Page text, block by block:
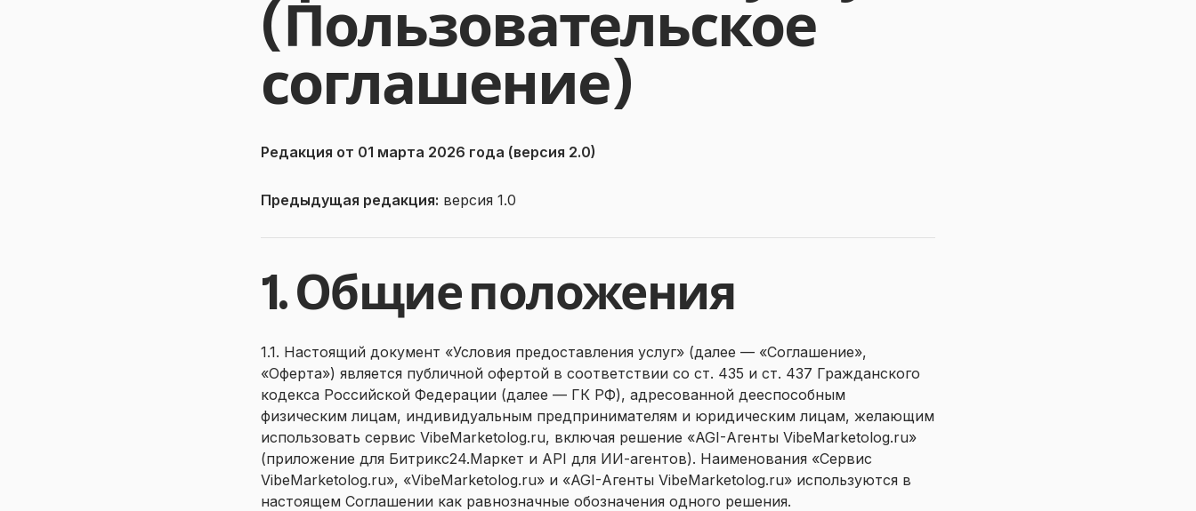
(Пользовательское
соглашение)
Редакция от 01 марта 2026 года (версия 2.0)
Предыдущая редакция: версия 1.0
1. Общие положения
1.1. Настоящий документ «Условия предоставления услуг» (далее — «Соглашение»,
«Оферта») является публичной офертой в соответствии со ст. 435 и ст. 437 Гражданского
кодекса Российской Федерации (далее — ГК РФ), адресованной дееспособным
физическим лицам, индивидуальным предпринимателям и юридическим лицам, желающим
использовать сервис VibeMarketolog.ru, включая решение «AGI-Агенты VibeMarketolog.ru»
(приложение для Битрикс24.Маркет и API для ИИ-агентов). Наименования «Сервис
VibeMarketolog.ru», «VibeMarketolog.ru» и «AGI-Агенты VibeMarketolog.ru» используются в
настоящем Соглашении как равнозначные обозначения одного решения.